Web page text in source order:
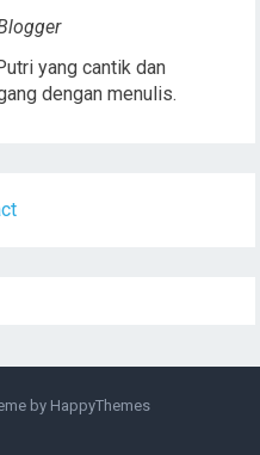
yang cantik dan
dengan menulis.
by HappyThemes